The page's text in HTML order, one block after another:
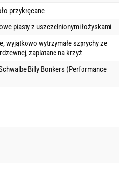
przykręcane
piasty z uszczelnionymi łożyskami
wyjątkowo wytrzymałe szprychy ze
zaplatane na krzyż
Billy Bonkers (Performance